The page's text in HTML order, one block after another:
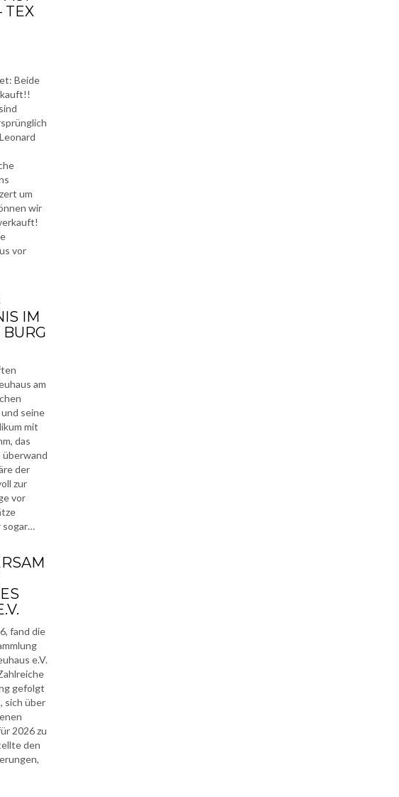
TEX
Beide
um
wir
vor
IM
am
seine
mit
das
der
zur
vor
sogar…
fand die
e.V.
gefolgt
sich über
2026 zu
den